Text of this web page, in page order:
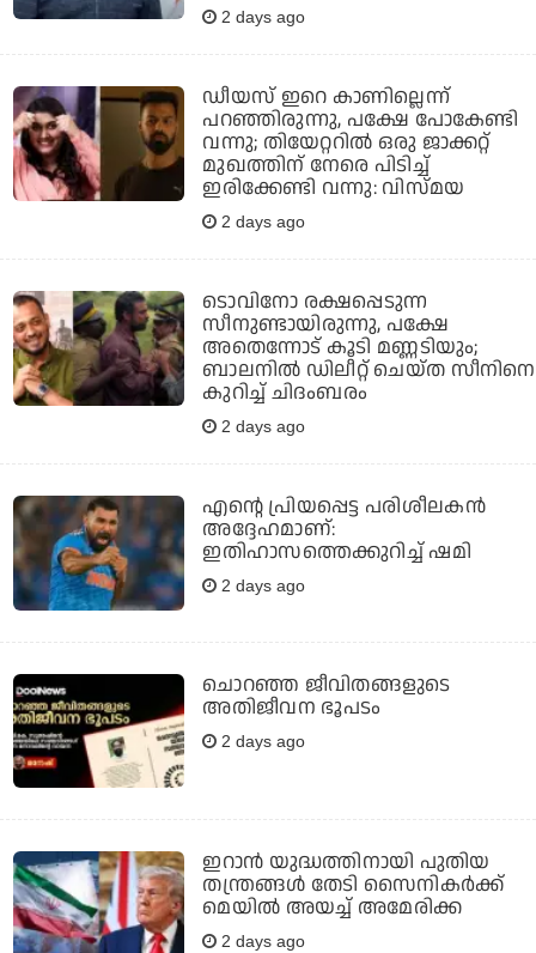
2 days ago
ഡീയസ് ഇറെ കാണില്ലെന്ന്
പറഞ്ഞിരുന്നു, പക്ഷേ പോകേണ്ടി
വന്നു; തിയേറ്ററില്‍ ഒരു ജാക്കറ്റ്
മുഖത്തിന് നേരെ പിടിച്ച്
ഇരിക്കേണ്ടി വന്നു: വിസ്മയ
2 days ago
ടൊവിനോ രക്ഷപ്പെടുന്ന
സീനുണ്ടായിരുന്നു, പക്ഷേ
അതെന്നോട് കൂടി മണ്ണടിയും;
ബാലനില്‍ ഡിലീറ്റ് ചെയ്ത സീനിനെ
കുറിച്ച് ചിദംബരം
2 days ago
എന്റെ പ്രിയപ്പെട്ട പരിശീലകന്‍
അദ്ദേഹമാണ്:
ഇതിഹാസത്തെക്കുറിച്ച് ഷമി
2 days ago
ചൊറഞ്ഞ ജീവിതങ്ങളുടെ
അതിജീവന ഭൂപടം
2 days ago
ഇറാന്‍ യുദ്ധത്തിനായി പുതിയ
തന്ത്രങ്ങള്‍ തേടി സൈനികര്‍ക്ക്
മെയില്‍ അയച്ച് അമേരിക്ക
2 days ago